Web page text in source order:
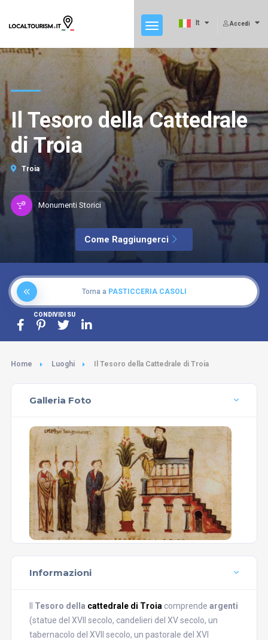
Accedi
It
Il Tesoro della Cattedrale
di Troia
Troia
Monumenti Storici
Come Raggiungerci
Torna a PASTICCERIA CASOLI
CONDIVIDI SU
Home Luoghi Il Tesoro della Cattedrale di Troia
Galleria Foto
Informazioni
Tesoro della cattedrale di Troia comprende argenti
(statue del XVII secolo, candelieri del XV secolo, un
tabernacolo del XVII secolo, un pastorale del XVI